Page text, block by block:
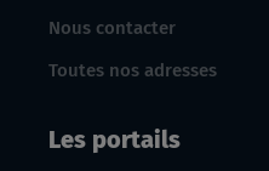
Nous contacter
Toutes nos adresses
Les portails